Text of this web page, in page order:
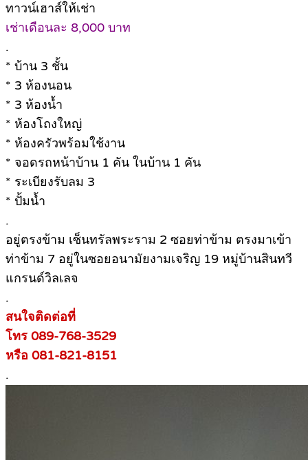
ทาวน์เฮาส์ให้เช่า
เช่าเดือนละ 8,000 บาท
.
* บ้าน 3 ชั้น
* 3 ห้องนอน
* 3 ห้องน้ำ
* ห้องโถงใหญ่
* ห้องครัวพร้อมใช้งาน
* จอดรถหน้าบ้าน 1 คัน ในบ้าน 1 คัน
* ระเบียงรับลม 3
* ปั้มน้ำ
.
อยู่ตรงข้าม เซ็นทรัลพระราม 2 ซอยท่าข้าม ตรงมาเข้า
ท่าข้าม 7 อยู่ในซอยอนามัยงามเจริญ 19 หมู่บ้านสินทวี
แกรนด์วิลเลจ
.
สนใจติดต่อที่
โทร 089-768-3529
หรือ 081-821-8151
.